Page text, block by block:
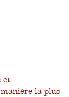
et
la plus